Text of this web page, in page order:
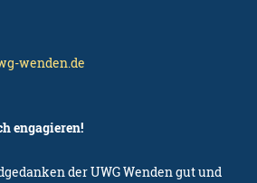
wenden.de
engagieren!
der UWG Wenden gut und